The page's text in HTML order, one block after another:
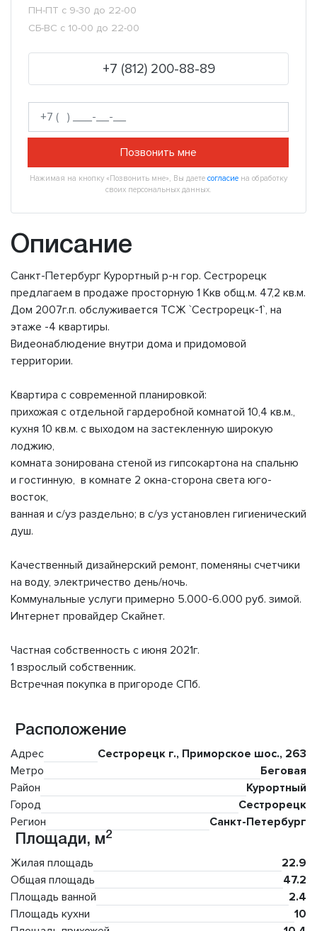
ПН-ПТ с 9-30 до 22-00
СБ-ВС с 10-00 до 22-00
+7 (812) 200-88-89
Позвонить мне
Нажимая на кнопку «Позвонить мне», Вы даете согласие на обработку
своих персональных данных.
Описание
Санкт-Петербург Курортный р-н гор. Сестрорецк
предлагаем в продаже просторную 1 Ккв общ.м. 47,2 кв.м.
Дом 2007г.п. обслуживается ТСЖ `Сестрорецк-1`, на
этаже -4 квартиры.
Видеонаблюдение внутри дома и придомовой
территории.
Квартира с современной планировкой:
прихожая с отдельной гардеробной комнатой 10,4 кв.м.,
кухня 10 кв.м. с выходом на застекленную широкую
лоджию,
комната зонирована стеной из гипсокартона на спальню
и гостинную, в комнате 2 окна-сторона света юго-
восток,
ванная и с/уз раздельно; в с/уз установлен гигиенический
душ.
Качественный дизайнерский ремонт, поменяны счетчики
на воду, электричество день/ночь.
Коммунальные услуги примерно 5.000-6.000 руб. зимой.
Интернет провайдер Скайнет.
Частная собственность с июня 2021г.
1 взрослый собственник.
Встречная покупка в пригороде СПб.
Расположение
Адрес
Сестрорецк г., Приморское шос., 263
Метро
Беговая
Район
Курортный
Город
Сестрорецк
Регион
Санкт-Петербург
Площади, м2
Жилая площадь
22.9
Общая площадь
47.2
Площадь ванной
2.4
Площадь кухни
10